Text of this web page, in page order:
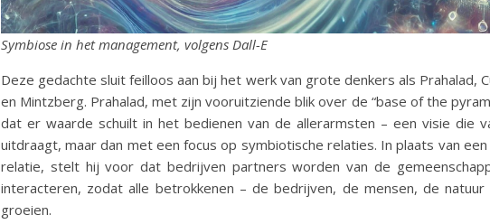
Symbiose in het management, volgens Dall-E
Deze gedachte sluit feilloos aan bij het werk van grote denkers als Prahalad,
en Mintzberg. Prahalad, met zijn vooruitziende blik over de “base of the
dat er waarde schuilt in het bedienen van de allerarmsten – een visie die
uitdraagt, maar dan met een focus op symbiotische relaties. In plaats van
relatie, stelt hij voor dat bedrijven partners worden van de
interacteren, zodat alle betrokkenen – de bedrijven, de mensen, de natuur
groeien.